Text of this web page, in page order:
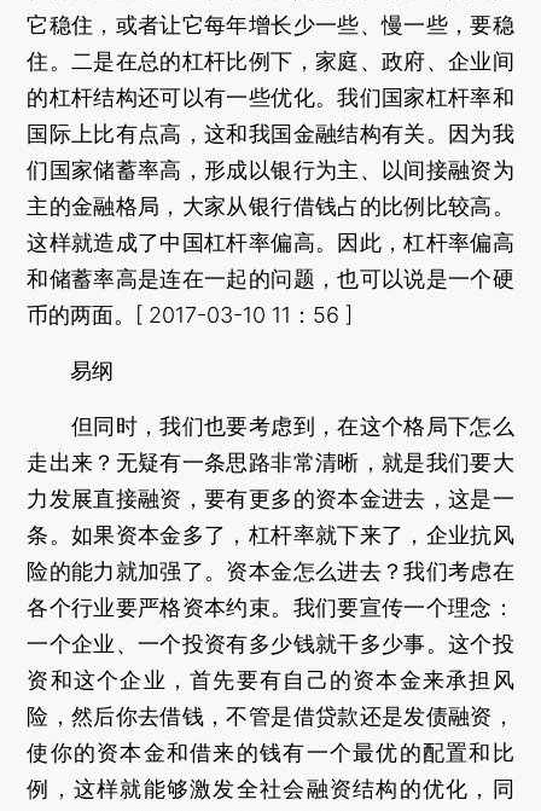
它稳住，或者让它每年增长少一些、慢一些，要稳
住。二是在总的杠杆比例下，家庭、政府、企业间
的杠杆结构还可以有一些优化。我们国家杠杆率和
国际上比有点高，这和我国金融结构有关。因为我
们国家储蓄率高，形成以银行为主、以间接融资为
主的金融格局，大家从银行借钱占的比例比较高。
这样就造成了中国杠杆率偏高。因此，杠杆率偏高
和储蓄率高是连在一起的问题，也可以说是一个硬
币的两面。[ 2017-03-10 11：56 ]
易纲
但同时，我们也要考虑到，在这个格局下怎么
走出来？无疑有一条思路非常清晰，就是我们要大
力发展直接融资，要有更多的资本金进去，这是一
条。如果资本金多了，杠杆率就下来了，企业抗风
险的能力就加强了。资本金怎么进去？我们考虑在
各个行业要严格资本约束。我们要宣传一个理念：
一个企业、一个投资有多少钱就干多少事。这个投
资和这个企业，首先要有自己的资本金来承担风
险，然后你去借钱，不管是借贷款还是发债融资，
使你的资本金和借来的钱有一个最优的配置和比
例，这样就能够激发全社会融资结构的优化，同